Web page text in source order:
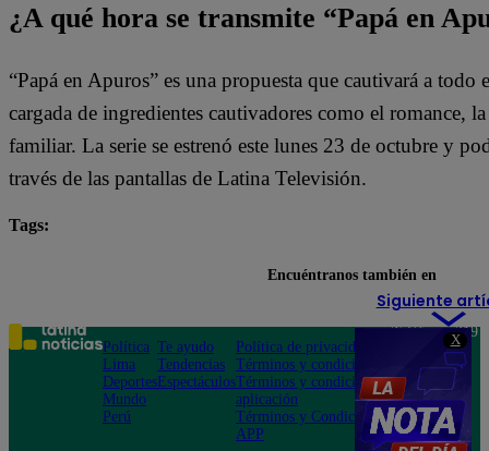
X
¿A qué hora se transmite “Papá en
“Papá en Apuros” es una propuesta que cautivará a
cargada de ingredientes cautivadores como el romance,
familiar. La serie se estrenó este lunes 23 de octubre y
través de las pantallas de Latina Televisión.
Tags:
Siguiente
Encuéntranos también en
Política
Lima
Deportes
Mundo
Perú
Te ayudo
Tendencias
Espectáculos
Política de privacidad
Términos y condiciones
Términos y condiciones
aplicación
Términos y Condiciones
APP
Teléfono: 219
Av. San
Felipe 968
Jesús María